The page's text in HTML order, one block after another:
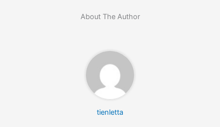
About The Author
tienletta